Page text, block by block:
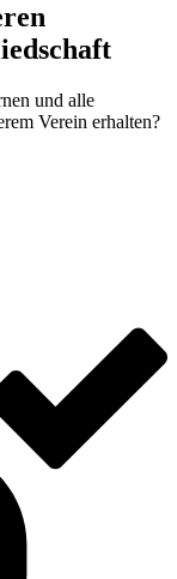
und alle
Verein erhalten?